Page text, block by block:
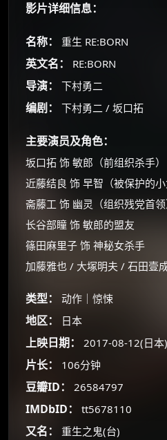
影片详细信息：
名称： 重生 RE:BORN
英文名： RE:BORN
导演： 下村勇二
编剧： 下村勇二 / 坂口拓
主要演员及角色：
坂口拓 饰 敏郎（前组织杀手）
近藤结良 饰 早智（被保护的小
斋藤工 饰 幽灵（组织残党首领
长谷部瞳 饰 敏郎的盟友
篠田麻里子 饰 神秘女杀手
加藤雅也 / 大塚明夫 / 石田壹
类型： 动作｜惊悚
地区： 日本
上映日期： 2017-08-12(日本)
片长： 106分钟
豆瓣ID： 26584797
IMDbID： tt5678110
又名： 重生之鬼(台)
🧧 福利领取站